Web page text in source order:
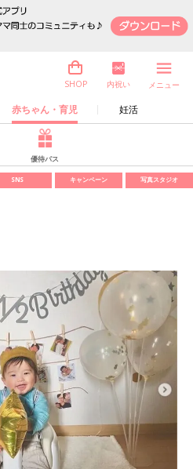
赤ちゃん・育児 妊活
SHOP 内祝い メニュー
優待パス
SNS キャンペーン 写真スタジオ